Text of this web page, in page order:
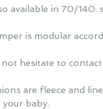
available in 70/140:
is modular
hesitate to contact
are fleece and
baby.